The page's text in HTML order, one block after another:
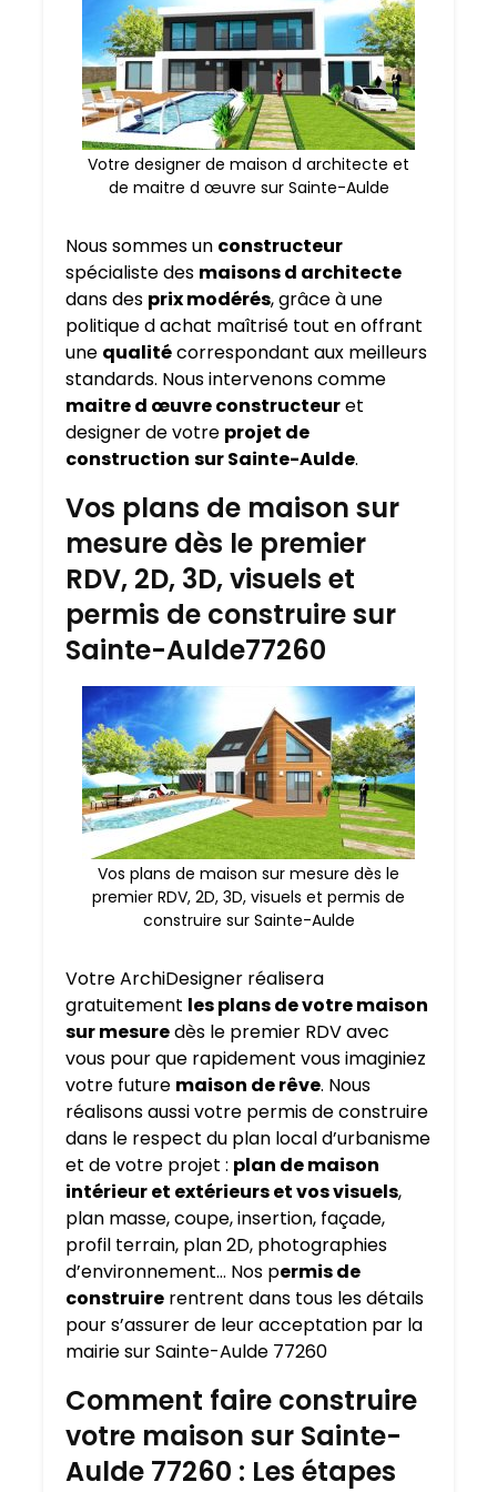
Votre designer de maison d architecte et
de maitre d œuvre sur Sainte-Aulde
Nous sommes un constructeur
spécialiste des maisons d architecte
dans des prix modérés, grâce à une
politique d achat maîtrisé tout en offrant
une qualitécorrespondant aux meilleurs
standards. Nous intervenons comme
maitre d œuvre constructeuret
designer de votre projet de
construction sur Sainte-Aulde.
Vos plans de maison sur
mesure dès le premier
RDV, 2D, 3D, visuels et
permis de construire sur
Sainte-Aulde77260
Vos plans de maison sur mesure dès le
premier RDV, 2D, 3D, visuels et permis de
construire sur Sainte-Aulde
Votre ArchiDesigner réalisera
gratuitement les plans de votre maison
sur mesuredès le premier RDV avec
vous pour que rapidement vous imaginiez
votre future maison de rêve. Nous
réalisons aussi votre permis de construire
dans le respect du plan local d’urbanisme
et de votre projet : plan de maison
intérieur et extérieurs et vos visuels,
plan masse, coupe, insertion, façade,
profil terrain, plan 2D, photographies
d’environnement… Nos permis de
construire rentrent dans tous les détails
pour s’assurer de leur acceptation par la
mairie sur Sainte-Aulde 77260
Comment faire construire
votre maison sur Sainte-
Aulde 77260 : Les étapes